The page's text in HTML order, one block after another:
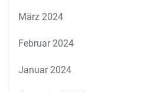
März 2024
Februar 2024
Januar 2024